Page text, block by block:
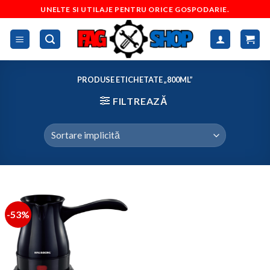
to
content
UNELTE SI UTILAJE PENTRU ORICE GOSPODARIE.
PRODUSE ETICHETATE „800ML”
FILTREAZĂ
-53%